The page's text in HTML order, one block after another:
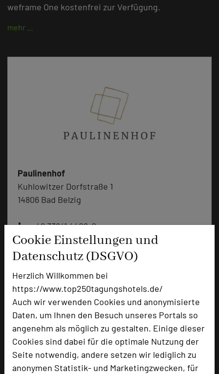
Cookie Einstellungen und
Datenschutz (DSGVO)
Herzlich Willkommen bei
https://www.top250tagungshotels.de/
Auch wir verwenden Cookies und anonymisierte
Daten, um Ihnen den Besuch unseres Portals so
angenehm als möglich zu gestalten. Einige dieser
Cookies sind dabei für die optimale Nutzung der
Seite notwendig, andere setzen wir lediglich zu
anonymen Statistik- und Marketingzwecken, für
weframe One kostenfrei zur Verfügung.
mehr …
Paulinenhof
Kuhlowitzer Dorfstraße 1
14806 Bad Belzig
phone +49 33841 4408-0
mail Email
language Homepage
zur Tagungsanfrage hinzufügen
Bewertung
Tagungsplaner